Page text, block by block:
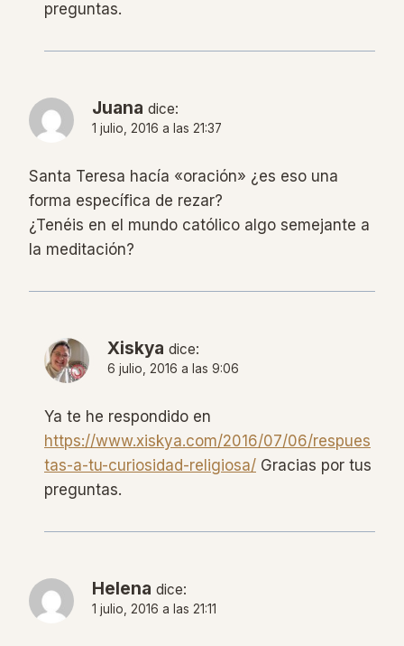
preguntas.
Juana dice:
1 julio, 2016 a las 21:37
Santa Teresa hacía «oración» ¿es eso una
forma específica de rezar?
¿Tenéis en el mundo católico algo semejante a
la meditación?
Xiskya dice:
6 julio, 2016 a las 9:06
Ya te he respondido en
https://www.xiskya.com/2016/07/06/respues
tas-a-tu-curiosidad-religiosa/ Gracias por tus
preguntas.
Helena dice:
1 julio, 2016 a las 21:11